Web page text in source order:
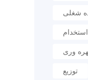
شغلی
استخدام
وری
توزیع